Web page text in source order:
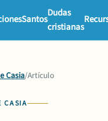
Santos
Dudas
cristianas
Casia/Artículo
CASIA